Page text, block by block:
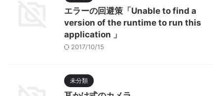
エラーの回避策「Unable to find a
version of the runtime to run this
application 」
2017/10/15
未分類